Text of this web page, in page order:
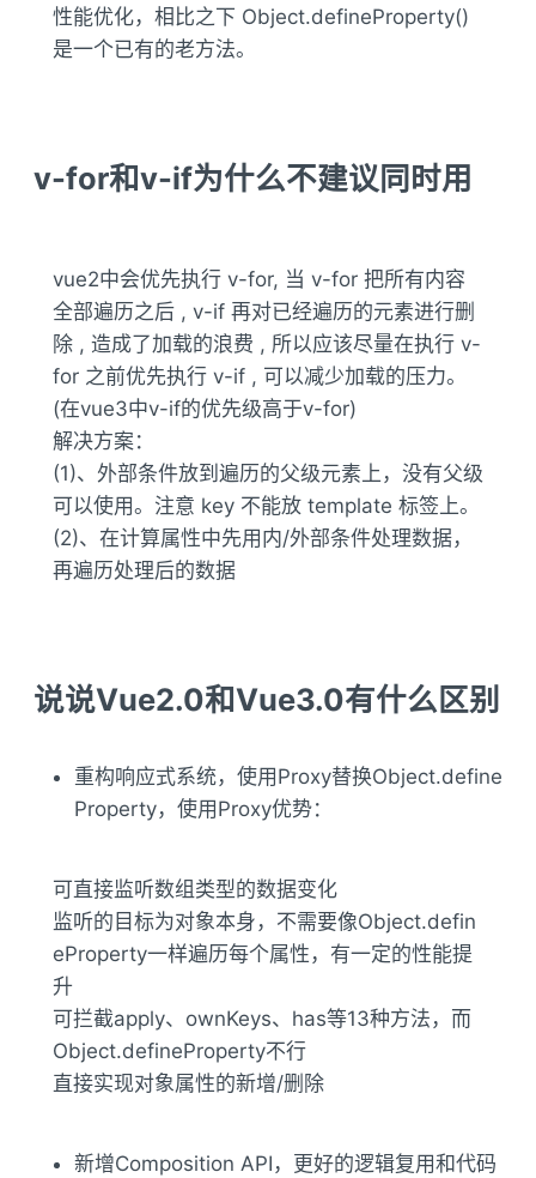
性能优化，相比之下 Object.defineProperty()
是一个已有的老方法。
v-for和v-if为什么不建议同时用
vue2中会优先执行 v-for, 当 v-for 把所有内容
全部遍历之后 , v-if 再对已经遍历的元素进行删
除 , 造成了加载的浪费 , 所以应该尽量在执行 v-
for 之前优先执行 v-if , 可以减少加载的压力。
(在vue3中v-if的优先级高于v-for)
解决方案：
(1)、外部条件放到遍历的父级元素上，没有父级
可以使用。注意 key 不能放 template 标签上。
(2)、在计算属性中先用内/外部条件处理数据，
再遍历处理后的数据
说说Vue2.0和Vue3.0有什么区别
重构响应式系统，使用Proxy替换Object.define
Property，使用Proxy优势：
可直接监听数组类型的数据变化
监听的目标为对象本身，不需要像Object.defin
eProperty一样遍历每个属性，有一定的性能提
升
可拦截apply、ownKeys、has等13种方法，而
Object.defineProperty不行
直接实现对象属性的新增/删除
新增Composition API，更好的逻辑复用和代码